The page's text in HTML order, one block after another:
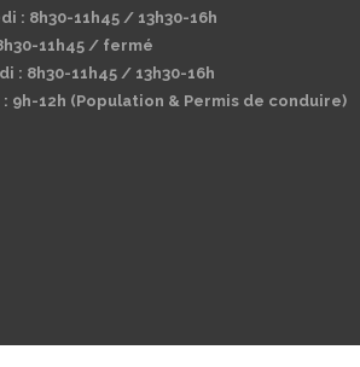
: 8h30-11h45 / 13h30-16h
11h45 / fermé
: 8h30-11h45 / 13h30-16h
: 9h-12h (Population & Permis de conduire)